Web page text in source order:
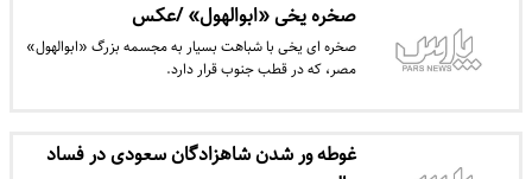
صخره یخی «ابوالهول» /عکس
صخره ای یخی با شباهت بسیار به مجسمه بزرگ «ابوالهول»
مصر، که در قطب جنوب قرار دارد.
غوطه ور شدن شاهزادگان سعودی در فساد